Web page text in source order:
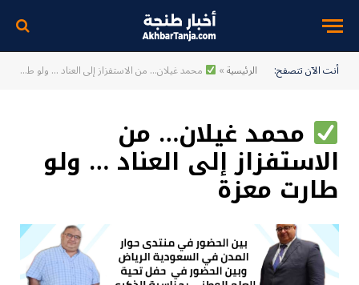
أنت الآن تتصفح: الرئيسية» محمد غيلان… من الاستفزاز إلى العناد … ولو طارت معزة
محمد غيلان… من
الاستفزاز إلى العناد … ولو
طارت معزة